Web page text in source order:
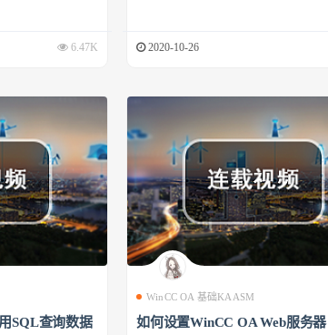
6.47K 2020-10-26
SQL查询数据
WinCC OA 基础KAASM
如何设置WinCC OA Web服务器